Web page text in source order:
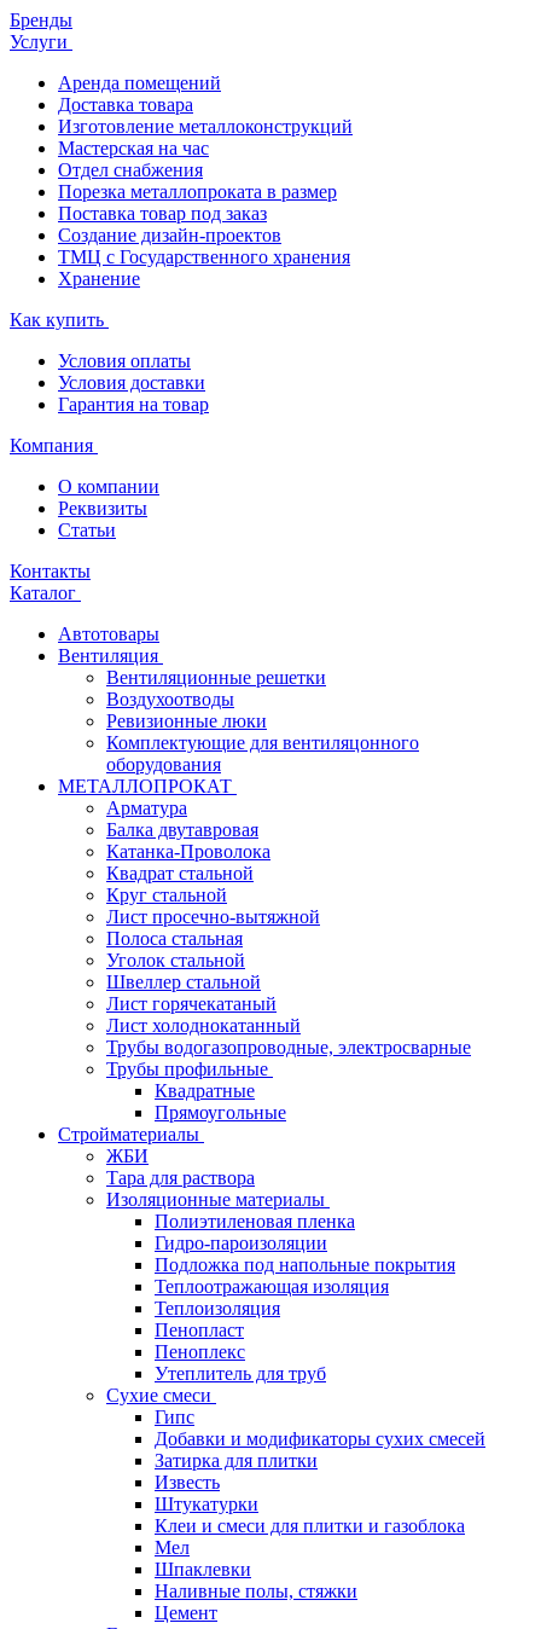
Бренды
Услуги
Аренда помещений
Доставка товара
Изготовление металлоконструкций
Мастерская на час
Отдел снабжения
Порезка металлопроката в размер
Поставка товар под заказ
Создание дизайн-проектов
ТМЦ с Государственного хранения
Хранение
Как купить
Условия оплаты
Условия доставки
Гарантия на товар
Компания
О компании
Реквизиты
Статьи
Контакты
Каталог
Автотовары
Вентиляция
Вентиляционные решетки
Воздухоотводы
Ревизионные люки
Комплектующие для вентиляцонного
оборудования
МЕТАЛЛОПРОКАТ
Арматура
Балка двутавровая
Катанка-Проволока
Квадрат стальной
Круг стальной
Лист просечно-вытяжной
Полоса стальная
Уголок стальной
Швеллер стальной
Лист горячекатаный
Лист холоднокатанный
Трубы водогазопроводные, электросварные
Трубы профильные
Квадратные
Прямоугольные
Стройматериалы
ЖБИ
Тара для раствора
Изоляционные материалы
Полиэтиленовая пленка
Гидро-пароизоляции
Подложка под напольные покрытия
Теплоотражающая изоляция
Теплоизоляция
Пенопласт
Пеноплекс
Утеплитель для труб
Сухие смеси
Гипс
Добавки и модификаторы сухих смесей
Затирка для плитки
Известь
Штукатурки
Клеи и смеси для плитки и газоблока
Мел
Шпаклевки
Наливные полы, стяжки
Цемент